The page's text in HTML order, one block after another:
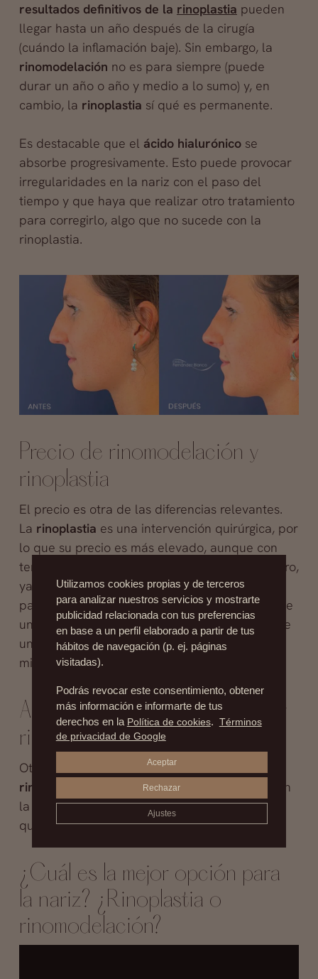
resultados definitivos de la rinoplastia pueden
llegar hasta un año después de la cirugía
(cuándo la inflamación baje). Sin embargo, la
rinomodelación no es para siempre (puede
durar un año o año y medio a lo sumo) y, en
cambio, la rinoplastia sí qué es permanente.
Es destacable que el ácido hialurónicose
absorbe progresivamente. Esto puede provocar
irregularidades en la nariz con el paso del
tiempo y que haya que realizar otro tratamiento
para corregirlo, algo que no sucede con la
rinoplastia.
Precio de rinomodelación y
rinoplastia
El precio es otra de las diferencias relevantes.
La rinoplastia es una intervención quirúrgica, por
lo que su precio es más elevado, aunque con
temas médicos nunca conviene buscar el ahorro,
ya que puede ocurrir todo lo contrario. Por su
parte, larinomodelación ácido hialurónico tiene
un coste más asequible, puesto que se trata de
un tratamiento estético que se practica en la
misma clínica.
Anestesia en rinomodelación y
rinoplastia
Otro aspecto destacable es que en la
rinomodelación
se empleaanestesia local
y en
la rinoplastiase emplea anestesia general, ya
que es una operación en toda regla.
¿Cuál es la mejor opción para
la nariz? ¿Rinoplastia o
rinomodelación?
Utilizamos cookies propias y de terceros
para analizar nuestros servicios y mostrarte
publicidad relacionada con tus preferencias
en base a un perfil elaborado a partir de tus
hábitos de navegación (p. ej. páginas
visitadas).
Podrás revocar este consentimiento, obtener
más información e informarte de tus
derechos en la Política de cookies. Términos
de privacidad de Google
Aceptar
Rechazar
Ajustes